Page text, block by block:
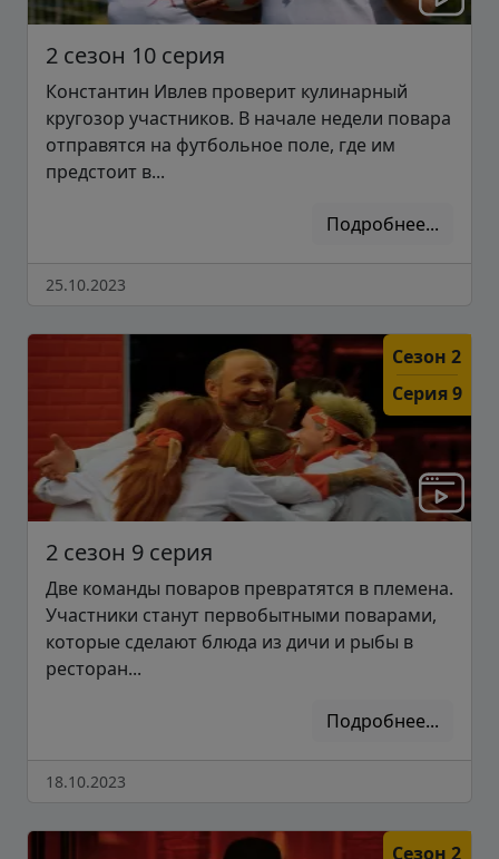
2 сезон 10 серия
Константин Ивлев проверит кулинарный
кругозор участников. В начале недели повара
отправятся на футбольное поле, где им
предстоит в...
Подробнее...
25.10.2023
Сезон 2
Серия 9
2 сезон 9 серия
Две команды поваров превратятся в племена.
Участники станут первобытными поварами,
которые сделают блюда из дичи и рыбы в
ресторан...
Подробнее...
18.10.2023
Сезон 2